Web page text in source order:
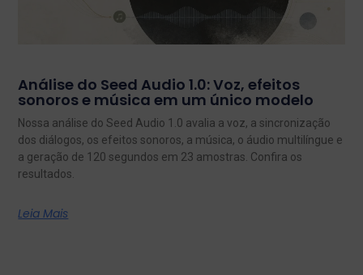
Análise do Seed Audio 1.0: Voz, efeitos
sonoros e música em um único modelo
Nossa análise do Seed Audio 1.0 avalia a voz, a sincronização
dos diálogos, os efeitos sonoros, a música, o áudio multilíngue e
a geração de 120 segundos em 23 amostras. Confira os
resultados.
Leia Mais